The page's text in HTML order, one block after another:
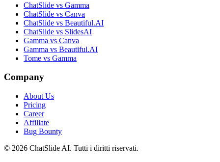
ChatSlide vs Gamma
ChatSlide vs Canva
ChatSlide vs Beautiful.AI
ChatSlide vs SlidesAI
Gamma vs Canva
Gamma vs Beautiful.AI
Tome vs Gamma
Company
About Us
Pricing
Career
Affiliate
Bug Bounty
© 2026 ChatSlide AI. Tutti i diritti riservati.